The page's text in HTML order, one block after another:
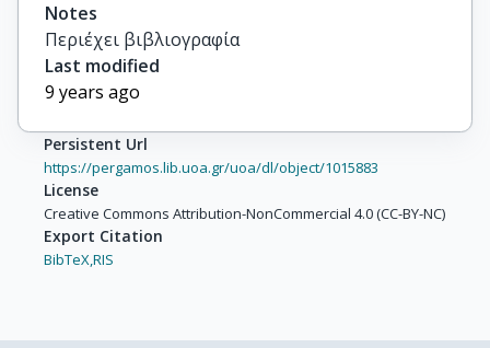
Notes
Περιέχει βιβλιογραφία
Last modified
9 years ago
Persistent Url
https://pergamos.lib.uoa.gr/uoa/dl/object/1015883
License
Creative Commons Attribution-NonCommercial 4.0 (CC-BY-NC)
Export Citation
BibTeX,RIS